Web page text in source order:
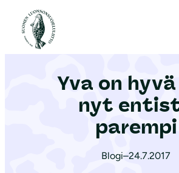
Etusivu
Yva on
nyt
parempi
Blogi–24.7.2017